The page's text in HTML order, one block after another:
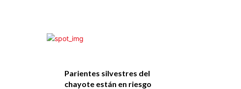
Parientes silvestres del
chayote están en riesgo